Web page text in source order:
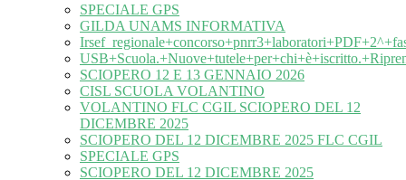
SPECIALE GPS
GILDA UNAMS INFORMATIVA
SCIOPERO 12 E 13 GENNAIO 2026
CISL SCUOLA VOLANTINO
VOLANTINO FLC CGIL SCIOPERO DEL 12
DICEMBRE 2025
SCIOPERO DEL 12 DICEMBRE 2025 FLC CGIL
SPECIALE GPS
SCIOPERO DEL 12 DICEMBRE 2025